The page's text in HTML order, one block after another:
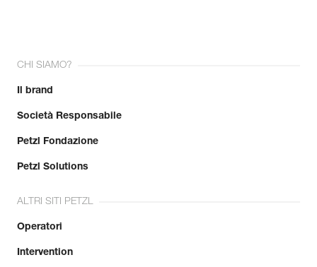
CHI SIAMO?
Il brand
Società Responsabile
Petzl Fondazione
Petzl Solutions
ALTRI SITI PETZL
Operatori
Intervention